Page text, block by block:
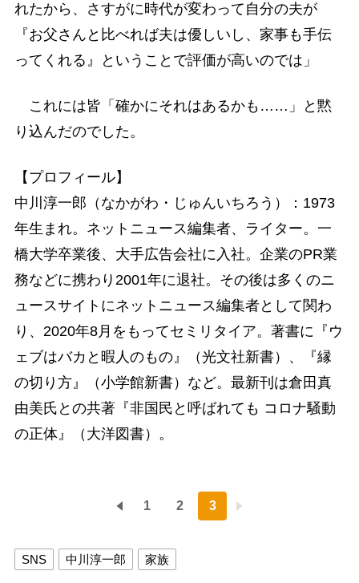
れたから、さすがに時代が変わって自分の夫が
『お父さんと比べれば夫は優しいし、家事も手伝
ってくれる』ということで評価が高いのでは」
これには皆「確かにそれはあるかも……」と黙
り込んだのでした。
【プロフィール】
中川淳一郎（なかがわ・じゅんいちろう）：1973
年生まれ。ネットニュース編集者、ライター。一
橋大学卒業後、大手広告会社に入社。企業のPR業
務などに携わり2001年に退社。その後は多くのニ
ュースサイトにネットニュース編集者として関わ
り、2020年8月をもってセミリタイア。著書に『ウ
ェブはバカと暇人のもの』（光文社新書）、『縁
の切り方』（小学館新書）など。最新刊は倉田真
由美氏との共著『非国民と呼ばれても コロナ騒動
の正体』（大洋図書）。
1 2 3
SNS 中川淳一郎 家族